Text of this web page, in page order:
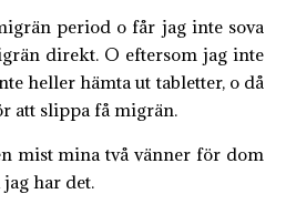
period o får jag inte sova
direkt. O eftersom jag inte
heller hämta ut tabletter, o då
att slippa få migrän.
mist mina två vänner för dom
har det.